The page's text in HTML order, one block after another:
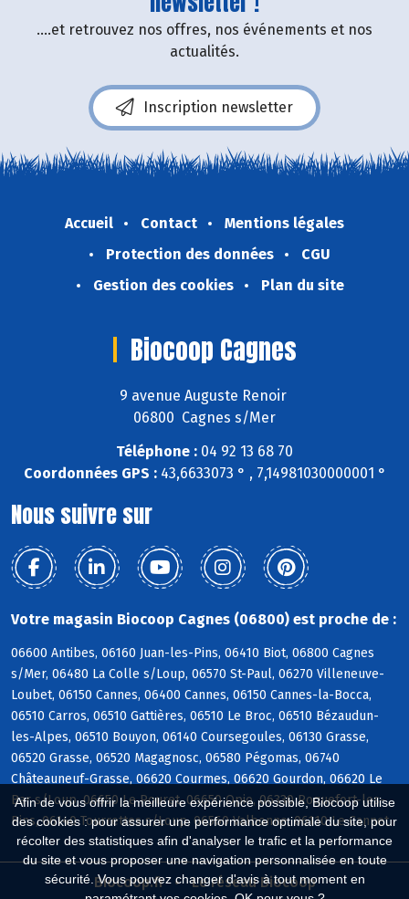
Afin de vous offrir la meilleure expérience possible, Biocoop utilise
des cookies : pour assurer une performance optimale du site, pour
récolter des statistiques afin d'analyser le trafic et la performance
du site et vous proposer une navigation personnalisée en toute
sécurité. Vous pouvez changer d'avis à tout moment en
....et retrouvez nos offres, nos événements et nos
actualités.
Inscription newsletter
Accueil Contact
Mentions légales
Protection des données
CGU
Gestion des cookies
Plan du site
Biocoop Cagnes
9 avenue Auguste Renoir
06800 Cagnes s/Mer
Téléphone : 04 92 13 68 70
Coordonnées GPS :43,6633073 ° , 7,14981030000001 °
Nous suivre sur
Votre magasin Biocoop Cagnes (06800) est proche de :
06600 Antibes, 06160 Juan-les-Pins, 06410 Biot, 06800 Cagnes
s/Mer, 06480 La Colle s/Loup, 06570 St-Paul, 06270 Villeneuve-
Loubet, 06150 Cannes, 06400 Cannes, 06150 Cannes-la-Bocca,
06510 Carros, 06510 Gattières, 06510 Le Broc, 06510 Bézaudun-
les-Alpes, 06510 Bouyon, 06140 Coursegoules, 06130 Grasse,
06520 Grasse, 06520 Magagnosc, 06580 Pégomas, 06740
Châteauneuf-Grasse, 06620 Courmes, 06620 Gourdon, 06620 Le
Bar s/Loup, 06650 Le Rouret, 06650 Opio, 06330 Roquefort-les-
Pins, 06140 Tourrettes s/Loup, 06560 Valbonne, 06110 Le Cannet
Biocoop.fr Le réseau Biocoop